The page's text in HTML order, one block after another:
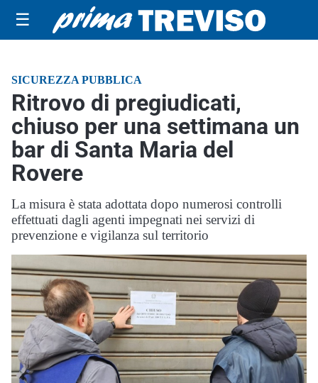
☰
SICUREZZA PUBBLICA
Ritrovo di pregiudicati,
chiuso per una settimana un
bar di Santa Maria del
Rovere
La misura è stata adottata dopo numerosi controlli
effettuati dagli agenti impegnati nei servizi di
prevenzione e vigilanza sul territorio